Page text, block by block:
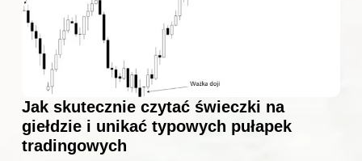
Jak skutecznie czytać świeczki na
giełdzie i unikać typowych pułapek
tradingowych